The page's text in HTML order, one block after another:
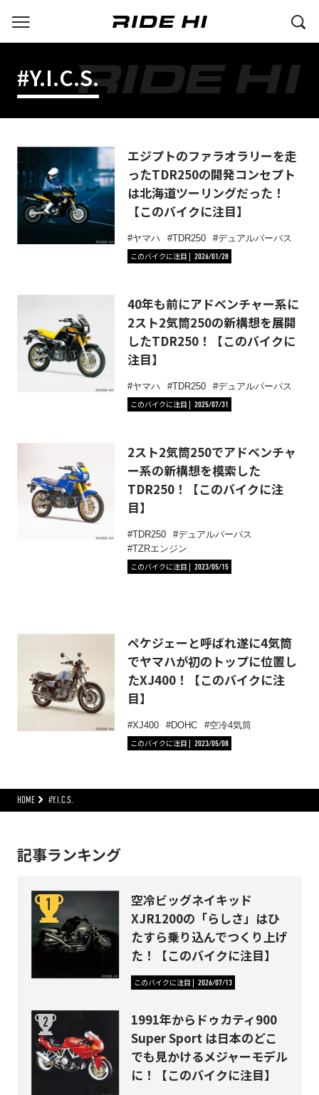
#Y.I.C.S.
エジプトのファラオラリーを走
ったTDR250の開発コンセプト
は北海道ツーリングだった！
【このバイクに注目】
ヤマハ TDR250
デュアルパーパス
このバイクに注目
2026/01/28
40年も前にアドベンチャー系に
2スト2気筒250の新構想を展開
したTDR250！【このバイクに
注目】
ヤマハ TDR250
デュアルパーパス
このバイクに注目
2025/07/31
2スト2気筒250でアドベンチャ
ー系の新構想を模索した
TDR250！【このバイクに注
目】
TDR250
デュアルパーパス
TZRエンジン
このバイクに注目
2023/05/15
ペケジェーと呼ばれ遂に4気筒
でヤマハが初のトップに位置し
たXJ400！【このバイクに注
目】
XJ400 DOHC
空冷4気筒
このバイクに注目
2023/05/08
HOME #Y.I.C.S.
記事ランキング
空冷ビッグネイキッド
XJR1200の「らしさ」はひ
たすら乗り込んでつくり上げ
た！【このバイクに注目】
このバイクに注目 2026/07/13
1991年からドゥカティ900
Super Sport は日本のどこ
でも見かけるメジャーモデル
に！【このバイクに注目】